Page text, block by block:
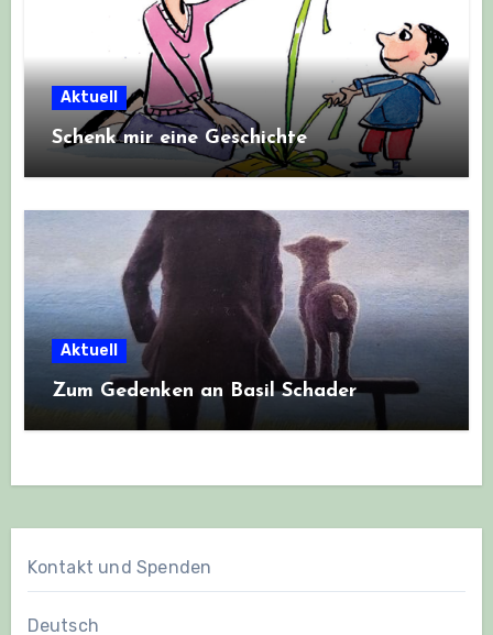
Aktuell
Schenk mir eine Geschichte
Aktuell
Zum Gedenken an Basil Schader
Kontakt und Spenden
Deutsch